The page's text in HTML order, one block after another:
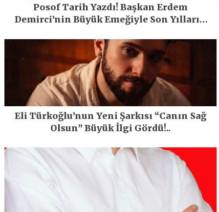
Posof Tarih Yazdı! Başkan Erdem
Demirci’nin Büyük Emeğiyle Son Yılların
Eli Türkoğlu’nun Yeni Şarkısı “Canın Sağ
Olsun” Büyük İlgi Gördü!..